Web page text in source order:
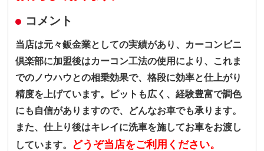
コメント
当店は元々鈑金業としての実績があり、カーコンビニ
倶楽部に加盟後はカーコン工法の使用により、これま
でのノウハウとの相乗効果で、格段に効率と仕上がり
精度を上げています。ピットも広く、経験豊富で調色
にも自信がありますので、どんなお車でも承ります。
また、仕上り後はキレイに洗車を施してお車をお渡し
しています。 どうぞ当店をご利用ください。